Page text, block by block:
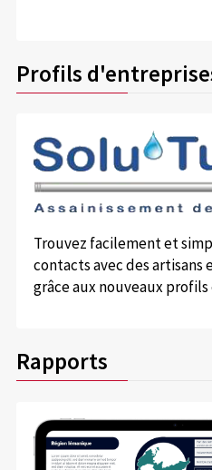
Profils
Trouvez facilement et
contacts avec des artisans
grâce aux nouveaux
Rapports